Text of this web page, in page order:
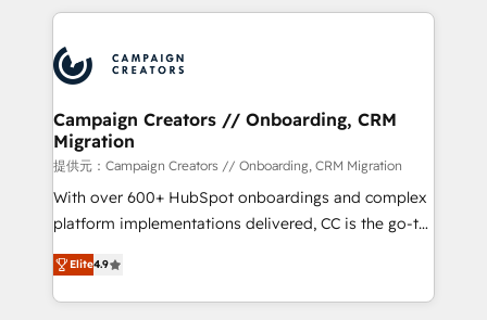
record of business transformation, our growth-first
approach has helped brands dominate their
onboarding and implementation, web design, sales
extensive experience working with tech companies
and manufacturers since 2002, we are committed to
empowering our clients and developing their
autonomy. Get to grips with HubSpot through
guided implementation and seamless integration of
the CRM platform into your digital ecosystem. Would
you like support in deploying your inbound
to your needs and sales objectives. With 125+
certifications, we are part of the most certified
Campaign Creators // Onboarding, CRM
Migration
提供元：Campaign Creators // Onboarding, CRM Migration
With over 600+ HubSpot onboardings and complex
platform implementations delivered, CC is the go-to
Elite Solutions Partner for businesses ready to
migrate, replatform, and scale smarter. We specialize
in high-impact CRM and CMS migrations and
Elite4.9